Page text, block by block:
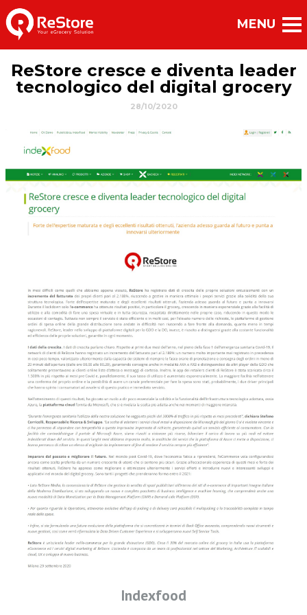
ReStore cresce e diventa leader
tecnologico del digital grocery
28/10/2020
Indexfood